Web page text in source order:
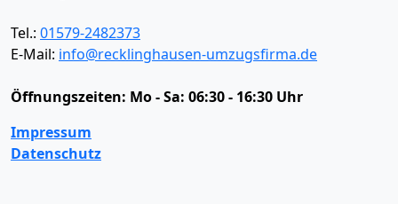
Tel.: 01579-2482373
E-Mail: info@recklinghausen-umzugsfirma.de
Öffnungszeiten: Mo - Sa: 06:30 - 16:30 Uhr
Impressum
Datenschutz